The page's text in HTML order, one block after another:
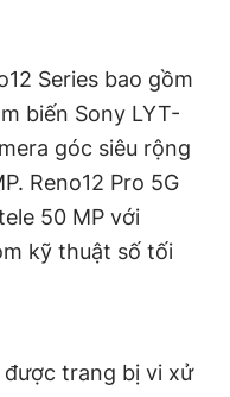
Series bao gồm
biến Sony LYT-
góc siêu rộng
Reno12 Pro 5G
50 MP với
kỹ thuật số tối
được trang bị vi xử